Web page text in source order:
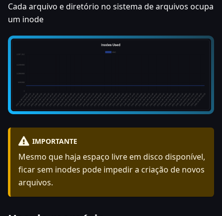
Cada arquivo e diretório no sistema de arquivos ocupa
um inode
IMPORTANTE
Mesmo que haja espaço livre em disco disponível,
ficar sem inodes pode impedir a criação de novos
arquivos.